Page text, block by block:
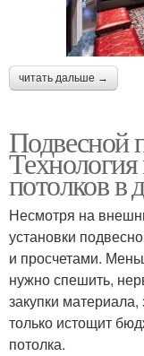
читать дальше →
Подвесной
потолков в
Несмотря на
установки
и просчетами.
нужно спешить,
закупки
только истощит
потолка.